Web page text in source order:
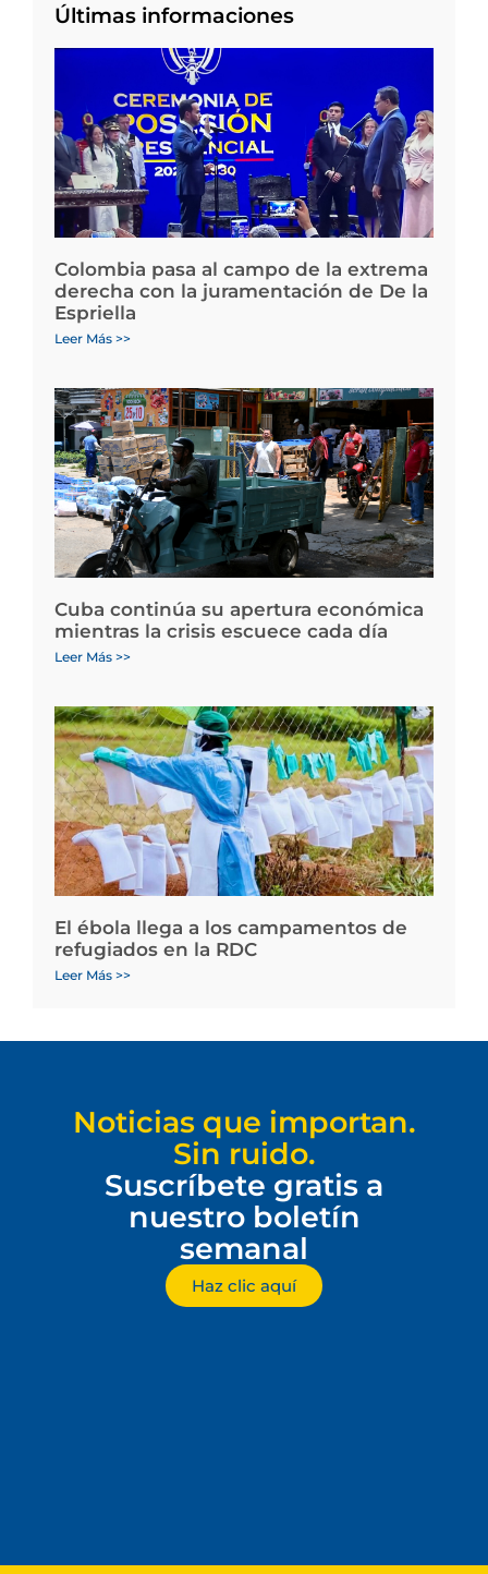
Últimas informaciones
Colombia pasa al campo de la extrema
derecha con la juramentación de De la
Espriella
Leer Más >>
Cuba continúa su apertura económica
mientras la crisis escuece cada día
Leer Más >>
El ébola llega a los campamentos de
refugiados en la RDC
Leer Más >>
Noticias que importan.
Sin ruido.
Suscríbete gratis a
nuestro boletín
semanal
Haz clic aquí